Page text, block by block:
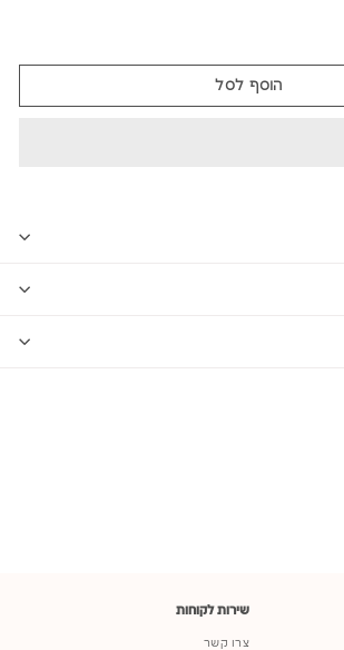
הוסף לסל
שירות לקוחות
צרו קשר